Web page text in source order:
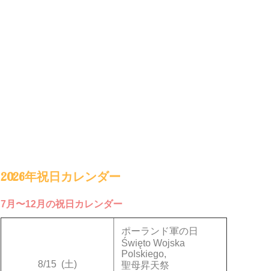
2026年祝日カレンダー
7月〜12月の祝日カレンダー
8/15 (土)
ポーランド軍の日
Święto Wojska
Polskiego,
聖母昇天祭